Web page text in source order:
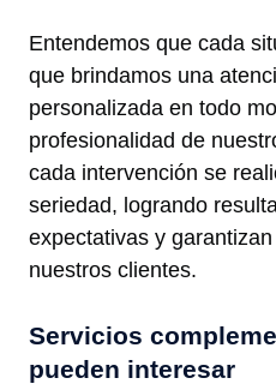
Entendemos que cada
que brindamos una
personalizada en todo
profesionalidad de
cada intervención se
seriedad, logrando
expectativas y
nuestros clientes.
Servicios
pueden interesar